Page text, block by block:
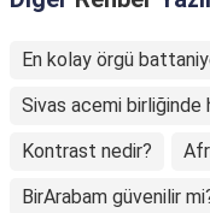
En kolay örgü
Sivas acemi birliğinde
Kontrast nedir?
BirArabam güvenilir